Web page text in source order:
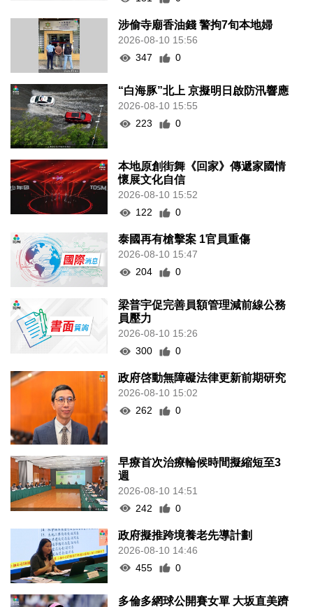
涉偷寺廟香油錢 警拘7旬本地婦
2026-08-10 15:56
347
0
“白海豚”北上 京擬明日啟防汛響應
2026-08-10 15:55
223
0
本地原創街舞《回家》傳遞家國情
懷展文化自信
2026-08-10 15:52
122
0
泰國再有槍擊案 1官員重傷
2026-08-10 15:47
204
0
梁普宇促完善員額管理減前線公務
員壓力
2026-08-10 15:26
300
0
政府啓動無障礙法律更新前期研究
2026-08-10 15:02
262
0
早療首次治療輪候時間擬縮短至3
週
2026-08-10 14:51
242
0
政府擬推跨境養老先導計劃
2026-08-10 14:46
455
0
多倫多網球公開賽女單 大坂直美躋